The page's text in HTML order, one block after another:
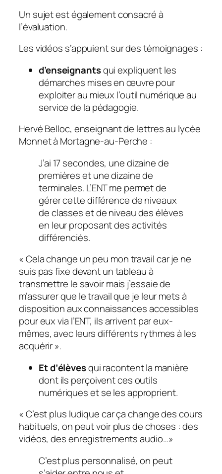
Un sujet est également consacré à
l’évaluation.
Les vidéos s’appuient sur des témoignages :
d’enseignantsqui expliquent les
démarches mises en œuvre pour
exploiter au mieux l’outil numérique au
service de la pédagogie.
Hervé Belloc, enseignant de lettres au lycée
Monnet à Mortagne-au-Perche :
J’ai 17 secondes, une dizaine de
premières et une dizaine de
terminales. L’ENT me permet de
gérer cette différence de niveaux
de classes et de niveau des élèves
en leur proposant des activités
différenciés.
«Cela change un peu mon travail car je ne
suis pas fixe devant un tableau à
transmettre le savoir mais j’essaie de
m’assurer que le travail que je leur mets à
disposition aux connaissances accessibles
pour eux via l’ENT, ils arrivent par eux-
mêmes, avec leurs différents rythmes à les
acquérir».
Et d’élèvesqui racontent la manière
dont ils perçoivent ces outils
numériques et se les approprient.
« C’est plus ludique car ça change des cours
habituels, on peut voir plus de choses : des
vidéos, des enregistrements audio…»
C’est plus personnalisé, on peut